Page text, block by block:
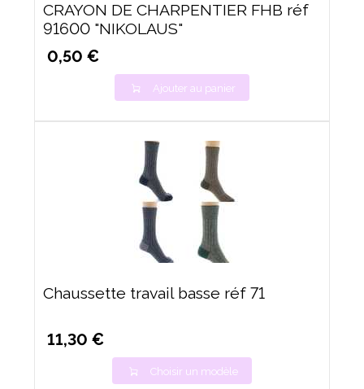
CRAYON DE CHARPENTIER FHB réf
91600 "NIKOLAUS"
0,50 €
Ajouter au panier
Chaussette travail basse réf 71
11,30 €
Choisir un modèle